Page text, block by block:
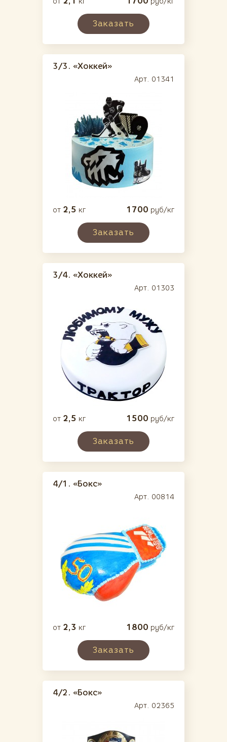
Заказать
3/3. «Хоккей»
Арт. 01341
от 2,5 кг 1700 руб/кг
Заказать
3/4. «Хоккей»
Арт. 01303
от 2,5 кг 1500 руб/кг
Заказать
4/1. «Бокс»
Арт. 00814
от 2,3 кг 1800 руб/кг
Заказать
4/2. «Бокс»
Арт. 02365